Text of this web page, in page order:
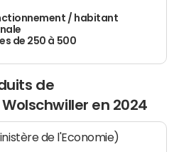
/ habitant
de 250 à 500
de
en 2024
de l'Economie)